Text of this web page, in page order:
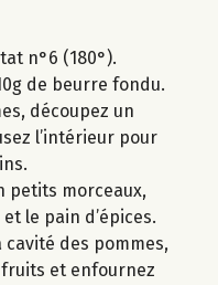
n°6 (180°).
de beurre fondu.
découpez un
l’intérieur pour
petits morceaux,
le pain d’épices.
des pommes,
et enfournez